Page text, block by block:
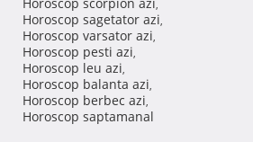
,
Horoscop sagetator azi,
Horoscop varsator azi,
Horoscop pesti azi,
Horoscop leu azi,
Horoscop balanta azi,
Horoscop berbec azi,
Horoscop saptamanal